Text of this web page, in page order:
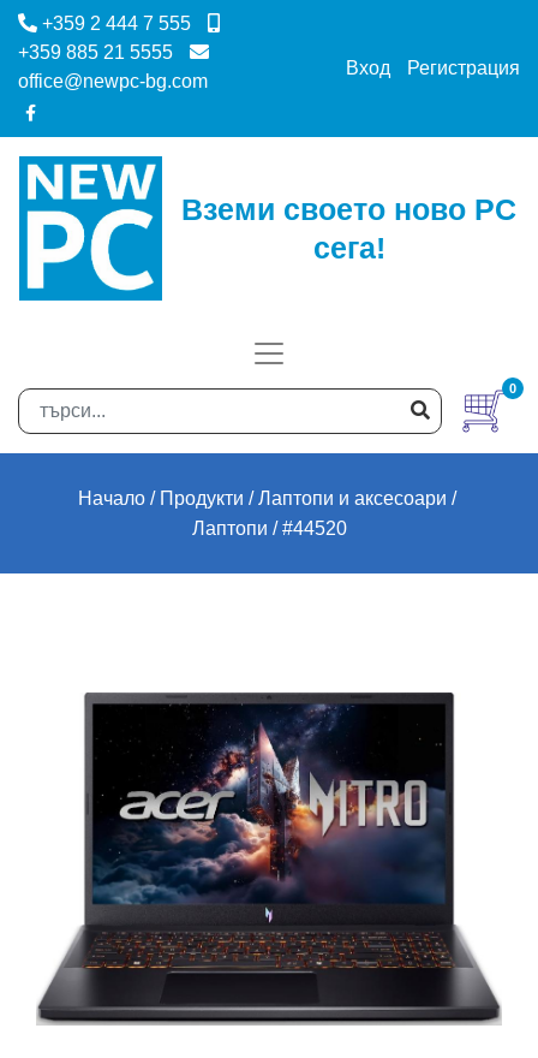
+359 2 444 7 555
+359 885 21 5555
office@newpc-bg.com
Вход Регистрация
Вземи своето ново PC
сега!
0
Начало Продукти
Лаптопи и аксесоари
Лаптопи
#44520